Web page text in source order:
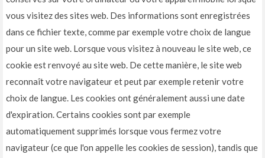
vous visitez des sites web. Des informations sont enregistrées
dans ce fichier texte, comme par exemple votre choix de langue
pour un site web. Lorsque vous visitez à nouveau le site web, ce
cookie est renvoyé au site web. De cette manière, le site web
reconnaît votre navigateur et peut par exemple retenir votre
choix de langue. Les cookies ont généralement aussi une date
d'expiration. Certains cookies sont par exemple
automatiquement supprimés lorsque vous fermez votre
navigateur (ce que l'on appelle les cookies de session), tandis que